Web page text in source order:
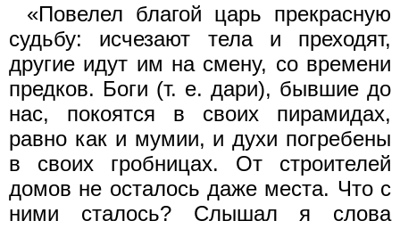
«Повелел благой царь прекрасную
судьбу: исчезают тела и преходят,
другие идут им на смену, со времени
предков. Боги (т. е. дари), бывшие до
нас, покоятся в своих пирамидах,
равно как и мумии, и духи погребены
в своих гробницах. От строителей
домов не осталось даже места. Что с
ними сталось? Слышал я слова